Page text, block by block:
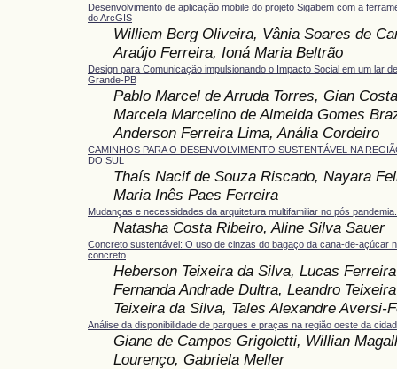
Desenvolvimento de aplicação mobile do projeto Sigabem com a
do ArcGIS
Williem Berg Oliveira, Vânia Soares de
Araújo Ferreira, Ioná Maria Beltrão
Design para Comunicação impulsionando o Impacto Social em um lar
Grande-PB
Pablo Marcel de Arruda Torres, Gian
Marcela Marcelino de Almeida Gomes
Anderson Ferreira Lima, Anália Cordeiro
CAMINHOS PARA O DESENVOLVIMENTO SUSTENTÁVEL NA
DO SUL
Thaís Nacif de Souza Riscado, Nayara
Maria Inês Paes Ferreira
Mudanças e necessidades da arquitetura multifamiliar no pós pandemia.
Natasha Costa Ribeiro, Aline Silva Sauer
Concreto sustentável: O uso de cinzas do bagaço da cana-de-açúcar
concreto
Heberson Teixeira da Silva, Lucas
Fernanda Andrade Dultra, Leandro
Teixeira da Silva, Tales Alexandre Aversi-
Análise da disponibilidade de parques e praças na região oeste da
Giane de Campos Grigoletti, Willian
Lourenço, Gabriela Meller